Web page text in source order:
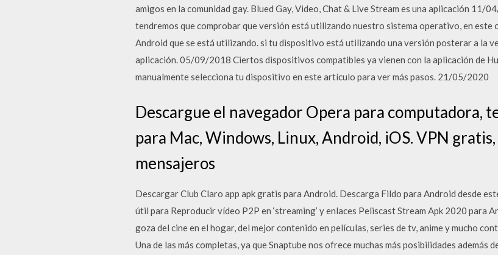
amigos en la comunidad gay. Blued Gay, Video, Chat & Live Stream es una aplicación 11/
tendremos que comprobar que versión está utilizando nuestro sistema operativo, en este
Android que se está utilizando. si tu dispositivo está utilizando una versión posterar a la
aplicación. 05/09/2018 Ciertos dispositivos compatibles ya vienen con la aplicación de
manualmente selecciona tu dispositivo en este artículo para ver más pasos. 21/05/2020
Descargue el navegador Opera para computadora,
para Mac, Windows, Linux, Android, iOS. VPN
mensajeros
Descargar Club Claro app apk gratis para Android. Descarga Fildo para Android desde
útil para Reproducir vídeo P2P en ‘streaming’ y enlaces Peliscast Stream Apk 2020 para
goza del cine en el hogar, del mejor contenido en películas, series de tv, anime y mucho
Una de las más completas, ya que Snaptube nos ofrece muchas más posibilidades además